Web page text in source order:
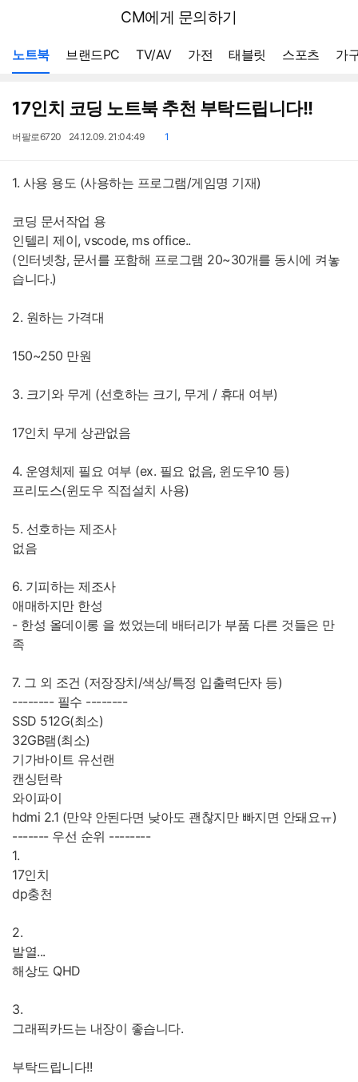
다나와
CM에게 문의하기
노트북 브랜드PC TV/AV 가전 태블릿 스포츠 가
17인치 코딩 노트북 추천 부탁드립니다!!
작
버팔로6720
작
24.12.09. 21:04:49
댓1
1. 사용 용도 (사용하는 프로그램/게임명 기재)
코딩 문서작업 용
인텔리 제이, vscode, ms office..
(인터넷창, 문서를 포함해 프로그램 20~30개를 동시에 켜놓
습니다.)
2. 원하는 가격대
150~250 만원
3. 크기와 무게 (선호하는 크기, 무게 / 휴대 여부)
17인치 무게 상관없음
4. 운영체제 필요 여부 (ex. 필요 없음, 윈도우10 등)
프리도스(윈도우 직접설치 사용)
5. 선호하는 제조사
없음
6. 기피하는 제조사
애매하지만 한성
- 한성 올데이롱 을 썼었는데 배터리가 부품 다른 것들은 만
족
7. 그 외 조건 (저장장치/색상/특정 입출력단자 등)
-------- 필수 --------
SSD 512G(최소)
32GB램(최소)
기가바이트 유선랜
캔싱턴락
와이파이
hdmi 2.1 (만약 안된다면 낮아도 괜찮지만 빠지면 안돼요ㅠ)
------- 우선 순위 --------
1.
17인치
dp충천
2.
발열...
해상도 QHD
3.
그래픽카드는 내장이 좋습니다.
부탁드립니다!!